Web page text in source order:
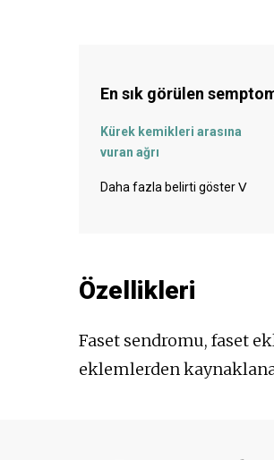
En sık görülen
Kürek kemikleri arasına
vuran ağrı
Ayak ağrısı
Daha fazla belirti gösterᐯ
Özellikleri
Faset sendromu, faset
eklemlerden